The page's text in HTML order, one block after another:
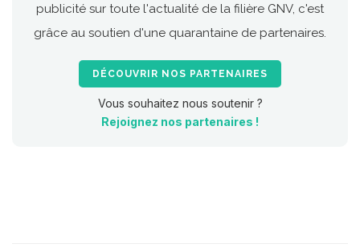
publicité sur toute l'actualité de la filière GNV, c'est
grâce au soutien d'une quarantaine de partenaires.
DÉCOUVRIR NOS PARTENAIRES
Vous souhaitez nous soutenir ?
Rejoignez nos partenaires !